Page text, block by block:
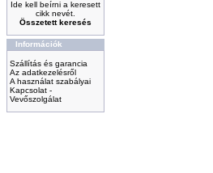
Ide kell beírni a keresett
cikk nevét.
Összetett keresés
Információk
Szállítás és garancia
Az adatkezelésről
A használat szabályai
Kapcsolat -
Vevőszolgálat